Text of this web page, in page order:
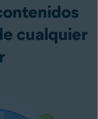
cualquier